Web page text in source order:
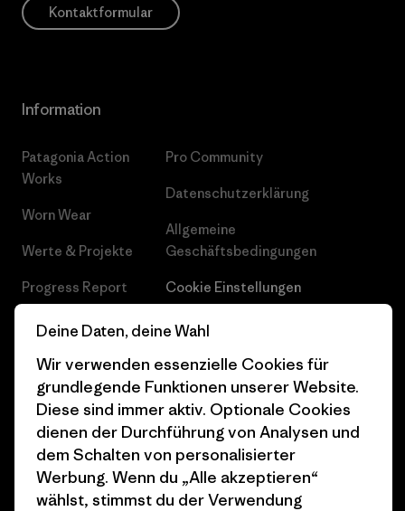
Kontaktformular
Information
Patagonia Action
Works
Worn Wear
Werte & Projekte
Progress Report
Business Unusual
Klimaziele
1% For The Planet
Wie wir finanzieren
Geschenkgutscheine
Stores in deiner
Pro Community
Datenschutzerklärung
Allgemeine
Geschäftsbedingungen
Cookie Einstellungen
Karriere
Pressekontakt
Industry program
Affiliate-Programm
Patagonia Deutschland
Seitenverzeichnis
Deine Daten, deine Wahl
Wir verwenden essenzielle Cookies für
grundlegende Funktionen unserer Website.
Diese sind immer aktiv. Optionale Cookies
dienen der Durchführung von Analysen und
dem Schalten von personalisierter
Werbung. Wenn du „Alle akzeptieren“
wählst, stimmst du der Verwendung